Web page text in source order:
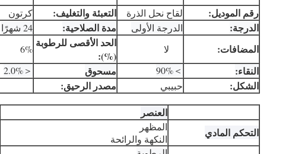
رقم الموديل: لقاح نحل الذرة التعبئة والتغليف: كرتون
الدرجة: الدرجة الأولى مدة الصلاحية: 24 شهرًا
المضافات: لا
الحد الأقصى للرطوبة
(%):
6%
النقاء: ＞90% مسحوق ＜2.0%
الشكل: حبيبي مصدر الرحيق:
العنصر
التحكم المادي
المظهر
النكهة والرائحة